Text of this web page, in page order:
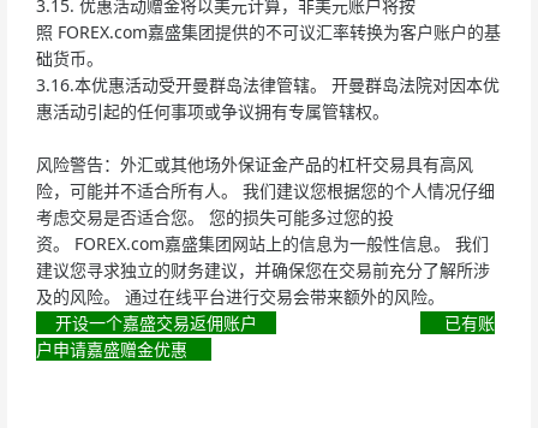
3.15. 优惠活动赠金将以美元计算，非美元账户将按
照 FOREX.com嘉盛集团提供的不可议汇率转换为客户账户的基
础货币。
3.16.本优惠活动受开曼群岛法律管辖。 开曼群岛法院对因本优
惠活动引起的任何事项或争议拥有专属管辖权。
风险警告：外汇或其他场外保证金产品的杠杆交易具有高风
险，可能并不适合所有人。 我们建议您根据您的个人情况仔细
考虑交易是否适合您。 您的损失可能多过您的投
资。 FOREX.com嘉盛集团网站上的信息为一般性信息。 我们
建议您寻求独立的财务建议，并确保您在交易前充分了解所涉
及的风险。 通过在线平台进行交易会带来额外的风险。
开设一个嘉盛交易返佣账户
已有账
户申请嘉盛赠金优惠